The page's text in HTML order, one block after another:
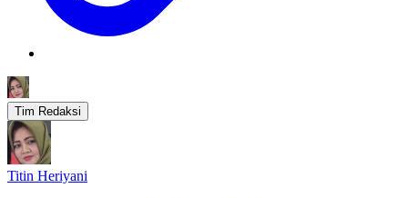
Tim Redaksi
Titin Heriyani